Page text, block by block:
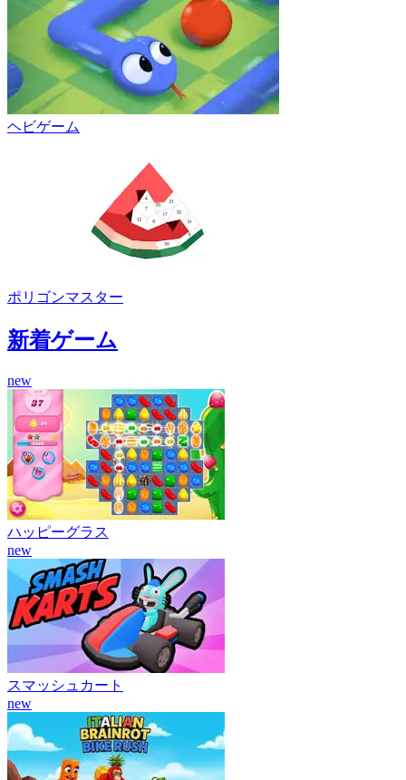
ヘビゲーム
ポリゴンマスター
新着ゲーム
new
ハッピーグラス
new
スマッシュカート
new